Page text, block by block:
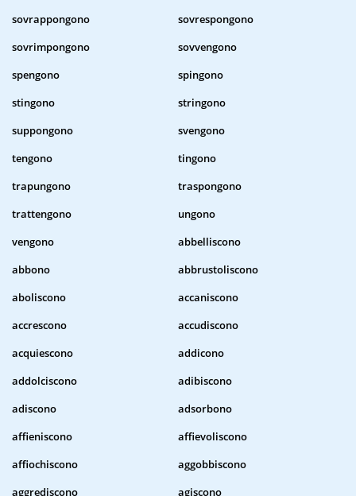
sovrappongono
sovrespongono
sovrimpongono
sovvengono
spengono
spingono
stingono
stringono
suppongono
svengono
tengono
tingono
trapungono
traspongono
trattengono
ungono
vengono
abbelliscono
abbono
abbrustoliscono
aboliscono
accaniscono
accrescono
accudiscono
acquiescono
addicono
addolciscono
adibiscono
adiscono
adsorbono
affieniscono
affievoliscono
affiochiscono
aggobbiscono
aggrediscono
agiscono